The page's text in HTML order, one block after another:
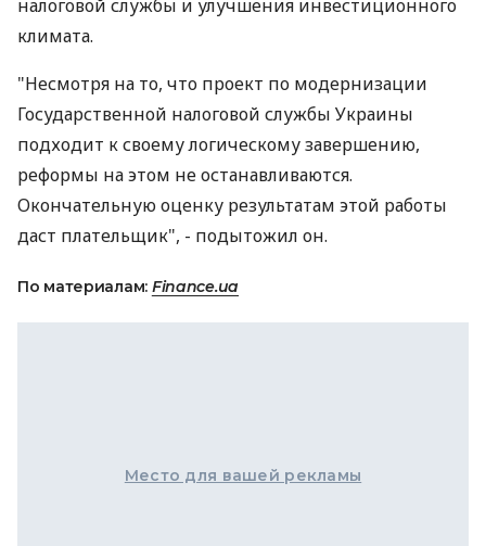
налоговой службы и улучшения инвестиционного
климата.
"Несмотря на то, что проект по модернизации
Государственной налоговой службы Украины
подходит к своему логическому завершению,
реформы на этом не останавливаются.
Окончательную оценку результатам этой работы
даст плательщик", - подытожил он.
По материалам: Finance.ua
Место для вашей рекламы